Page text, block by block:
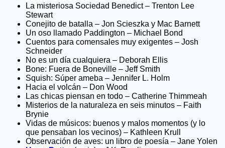
La misteriosa Sociedad Benedict – Trenton Lee
Stewart
Conejito de batalla – Jon Scieszka y Mac Barnett
Un oso llamado Paddington – Michael Bond
Cuentos para comensales muy exigentes – Josh
Schneider
No es un día cualquiera – Deborah Ellis
Bone: Fuera de Boneville – Jeff Smith
Squish: Súper ameba – Jennifer L. Holm
Hacia el volcán – Don Wood
Las chicas piensan en todo – Catherine Thimmeah
Misterios de la naturaleza en seis minutos – Faith
Brynie
Vidas de músicos: buenos y malos momentos (y lo
que pensaban los vecinos) – Kathleen Krull
Observación de aves: un libro de poesía – Jane Yolen